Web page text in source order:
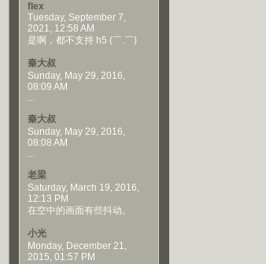
flex
Tuesday, September 7,
2021, 12:58 AM
是啊，都不支持 h5 (￣.￣)
秦大叔
Sunday, May 29, 2016,
08:09 AM
...
秦大叔
Sunday, May 29, 2016,
08:08 AM
...
老梁
Saturday, March 19, 2016,
12:13 PM
在空中的画面有些抖动。
小光
Monday, December 21,
2015, 01:57 PM